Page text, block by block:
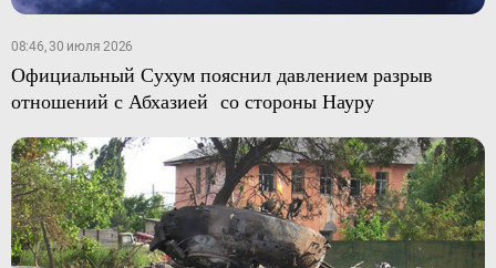
08:46, 30 июля 2026
Официальный Сухум пояснил давлением разрыв
отношений с Абхазией со стороны Науру